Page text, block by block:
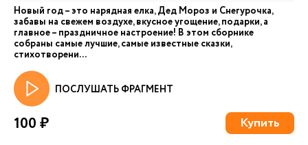
Новый год – это нарядная елка, Дед Мороз и Снегурочка,
забавы на свежем воздухе, вкусное угощение, подарки, а
главное – праздничное настроение! В этом сборнике
собраны самые лучшие, самые известные сказки,
стихотворени...
ПОСЛУШАТЬ ФРАГМЕНТ
100 ₽ Купить